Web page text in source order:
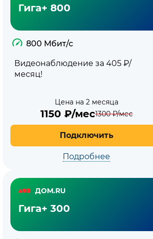
Гига+ 800
800 Мбит/с
Видеонаблюдение за 405 ₽/
месяц!
Цена на 2 месяца
1150 ₽/мес1300₽/мес
Подключить
Подробнее
ДОМ.RU
Гига+ 300